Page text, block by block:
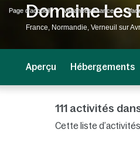
Page d'accueil Vacances France
Domaine Les
France, Normandie, Verneuil sur
Aperçu Hébergements
111 activités
Cette liste